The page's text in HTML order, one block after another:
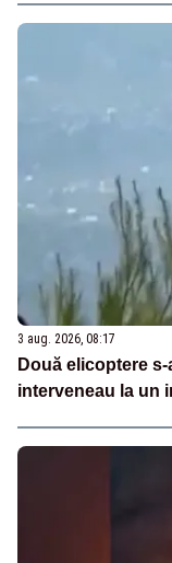
3 aug. 2026, 08:17
Două elicoptere
interveneau la un